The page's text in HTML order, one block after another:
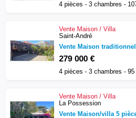
4 pièces - 3 chambres -
Vente Maison / Villa
Saint-André
Vente Maison
279 000 €
4 pièces - 3 chambres - 95
Vente Maison / Villa
La Possession
Vente Maison/villa 5